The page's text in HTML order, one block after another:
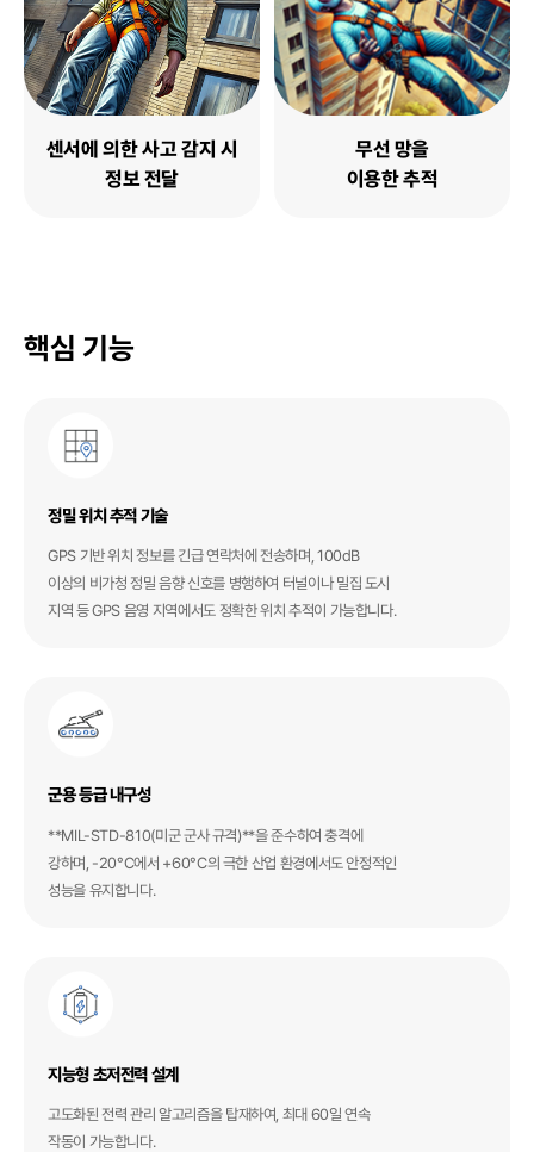
센서에 의한 사고 감지 시
정보 전달
무선 망을
이용한 추적
핵심 기능
정밀 위치 추적 기술
GPS 기반 위치 정보를 긴급 연락처에 전송하며, 100dB
이상의 비가청 정밀 음향 신호를 병행하여 터널이나 밀집 도시
지역 등 GPS 음영 지역에서도 정확한 위치 추적이 가능합니다.
군용 등급 내구성
**MIL-STD-810(미군 군사 규격)**을 준수하여 충격에
강하며, -20°C에서 +60°C의 극한 산업 환경에서도 안정적인
성능을 유지합니다.
지능형 초저전력 설계
고도화된 전력 관리 알고리즘을 탑재하여, 최대 60일 연속
작동이 가능합니다.